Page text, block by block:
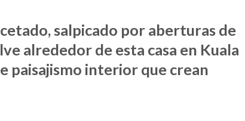
salpicado por aberturas de
alrededor de esta casa en Kuala
paisajismo interior que crean